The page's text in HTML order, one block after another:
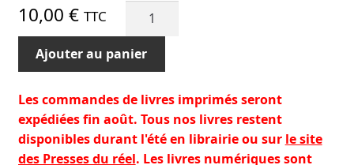
10,00 € TTC
quantité
Fesse
morte
Ajouter au panier
Les commandes de livres imprimés seront
expédiées fin août. Tous nos livres restent
disponibles durant l'été en librairie ou sur le site
des Presses du réel. Les livres numériques sont